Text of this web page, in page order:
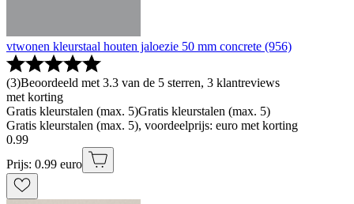
vtwonen kleurstaal houten jaloezie 50 mm concrete (956)
(3)Beoordeeld met 3.3 van de 5 sterren, 3 klantreviews
met korting
Gratis kleurstalen (max. 5)Gratis kleurstalen (max. 5)
Gratis kleurstalen (max. 5), voordeelprijs: euro met korting
0.99
Prijs: 0.99 euro